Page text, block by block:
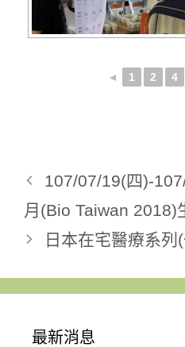
◄ 1 2 4
107/07/19(四)-
月(Bio Taiwan 2018)
日本在宅醫療系列
最新消息